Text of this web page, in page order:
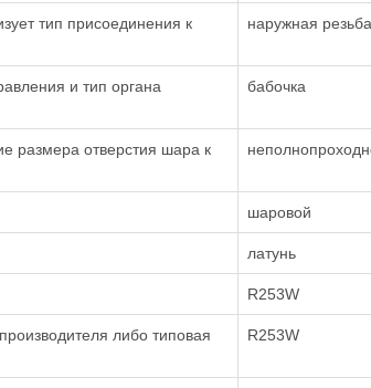
тип присоединения к
наружная резьба
и тип органа
бабочка
размера отверстия шара к
шаровой
латунь
R253W
либо типовая
R253W